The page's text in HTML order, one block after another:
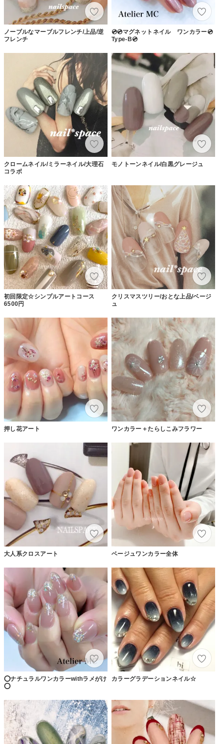
ノーブルなマーブルフレンチ/上品/逆
フレンチ
💿💿マグネットネイル ワンカラー💿
Type-B💿
クロームネイル/ミラーネイル/大理石
コラボ
モノトーンネイル/白黒グレージュ
初回限定☆シンプルアートコース
6500円
クリスマスツリー/おとな上品/ベージ
ュ
押し花アート ワンカラー＋たらしこみフラワー
大人系クロスアート ベージュワンカラー全体
⭕️ナチュラルワンカラーwithラメがけ
⭕️
カラーグラデーションネイル☆